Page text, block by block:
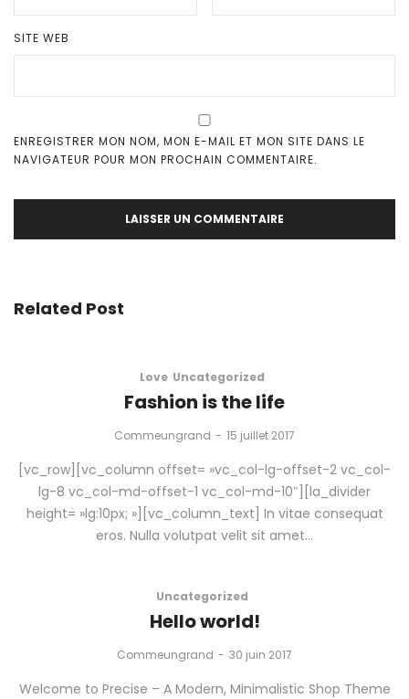
SITE WEB
ENREGISTRER MON NOM, MON E-MAIL ET MON SITE DANS LE
NAVIGATEUR POUR MON PROCHAIN COMMENTAIRE.
Related Post
Love Uncategorized
Fashion is the life
by
Commeungrand 15 juillet 2017
[vc_row][vc_column offset= »vc_col-lg-offset-2 vc_col-
lg-8 vc_col-md-offset-1 vc_col-md-10″][la_divider
height= »lg:10px; »][vc_column_text] In vitae consequat
eros. Nulla volutpat velit sit amet…
Uncategorized
Hello world!
by
Commeungrand 30 juin 2017
Welcome to Precise – A Modern, Minimalistic Shop Theme